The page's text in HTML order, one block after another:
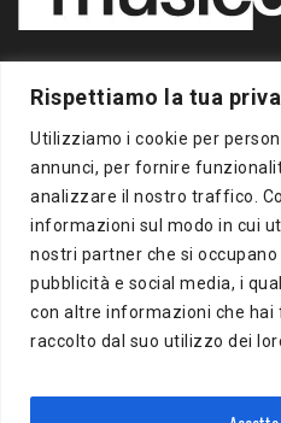
Rispettiamo la tua
Utilizziamo i cookie per
annunci, per fornire
analizzare il nostro traffico.
informazioni sul modo in cui
nostri partner che si
pubblicità e social media, i
con altre informazioni che hai
raccolto dal suo utilizzo dei
di Piero Chianura
P.IVA 12412930963
Tutti i diritti riservati
Musiceduè un supplemento
Autorizzazione presso il
16/10/2012